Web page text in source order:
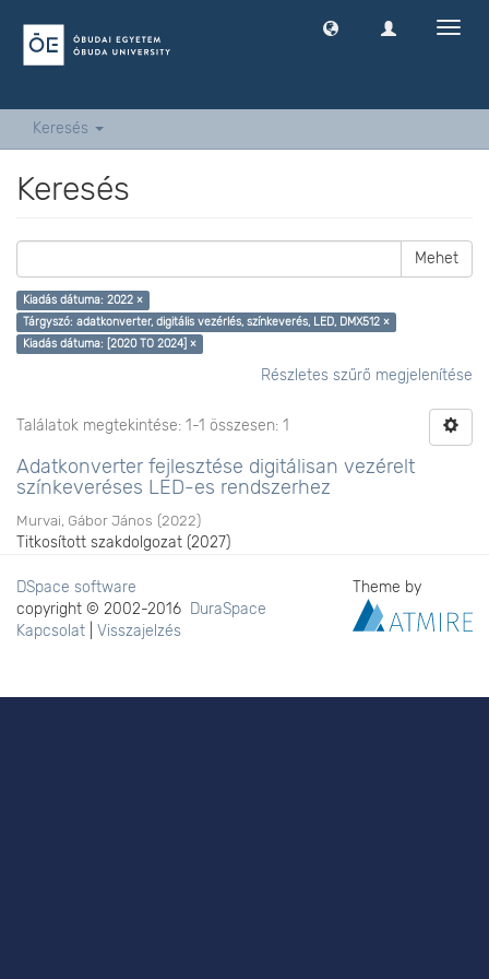
Keresés
Keresés
Mehet
Kiadás dátuma: 2022 ×
Tárgyszó: adatkonverter, digitális vezérlés, színkeverés, LED, DMX512 ×
Kiadás dátuma: [2020 TO 2024] ×
Részletes szűrő megjelenítése
Találatok megtekintése: 1-1 összesen: 1
Adatkonverter fejlesztése digitálisan vezérelt
színkeveréses LED-es rendszerhez
Murvai, Gábor János (2022)
Titkosított szakdolgozat (2027)
DSpace software
copyright © 2002-2016 DuraSpace
Kapcsolat
Visszajelzés
Theme by